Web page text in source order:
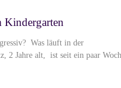
Kindergarten
Was läuft in der
2 Jahre alt, ist seit ein paar